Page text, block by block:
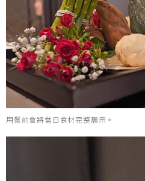
用餐前會將當日食材完整展示。